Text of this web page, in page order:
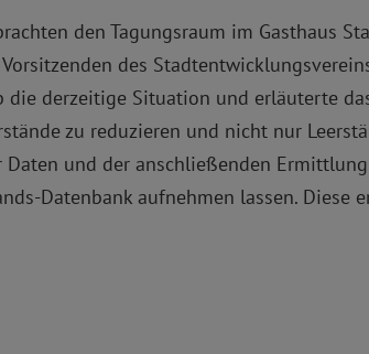
den Tagungsraum im Gasthaus
des
die derzeitige Situation und erläuterte
zu reduzieren und nicht nur
und der anschließenden
Datenbank aufnehmen lassen.